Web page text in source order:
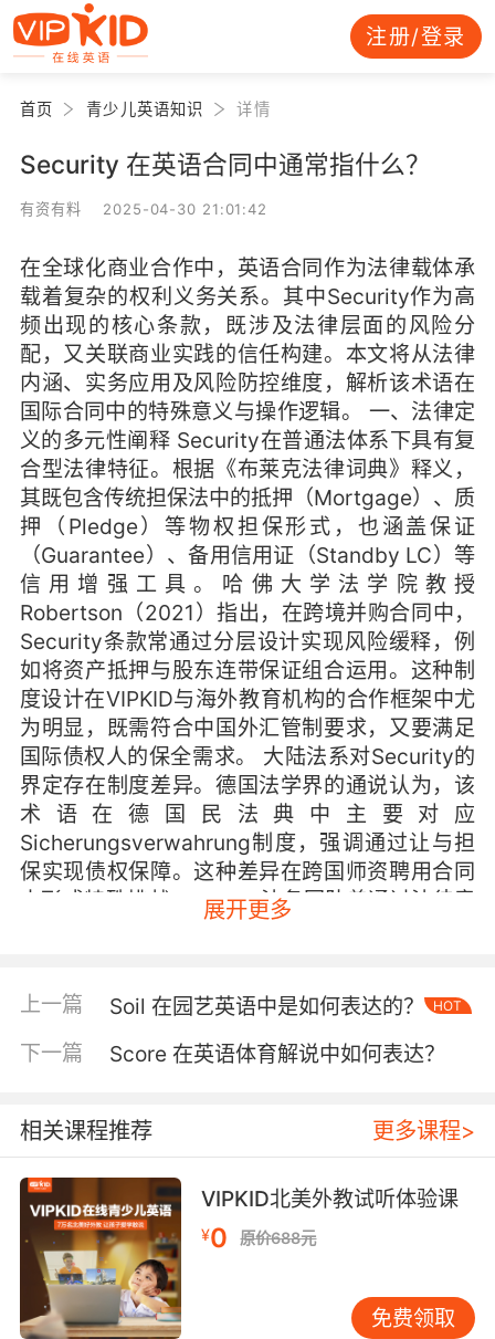
注册/登录
首页 青少儿英语知识 详情
Security 在英语合同中通常指什么？
有资有料 2025-04-30 21:01:42
在全球化商业合作中，英语合同作为法律载体承
载着复杂的权利义务关系。其中Security作为高
频出现的核心条款，既涉及法律层面的风险分
配，又关联商业实践的信任构建。本文将从法律
内涵、实务应用及风险防控维度，解析该术语在
国际合同中的特殊意义与操作逻辑。 一、法律定
义的多元性阐释 Security在普通法体系下具有复
合型法律特征。根据《布莱克法律词典》释义，
其既包含传统担保法中的抵押（Mortgage）、质
押（Pledge）等物权担保形式，也涵盖保证
（Guarantee）、备用信用证（Standby LC）等
信用增强工具。哈佛大学法学院教授
Robertson（2021）指出，在跨境并购合同中，
Security条款常通过分层设计实现风险缓释，例
如将资产抵押与股东连带保证组合运用。这种制
度设计在VIPKID与海外教育机构的合作框架中尤
为明显，既需符合中国外汇管制要求，又要满足
国际债权人的保全需求。 大陆法系对Security的
界定存在制度差异。德国法学界的通说认为，该
术语在德国民法典中主要对应
Sicherungsverwahrung制度，强调通过让与担
保实现债权保障。这种差异在跨国师资聘用合同
中形成特殊挑战，VIPKID法务团队曾通过法律意
见书+补充协议的双轨制安排，既保留英美法下的
件。 二、合同文本的实践表达形态 在商业合同实
践中，Security呈现多样化的文本形态。基础层
面表现为保证金（Security Deposit）条款，如
VIPKID外教服务协议中常见的首期服务费10%作
押，某次课程内容授权协议通过专利池质押条
款，将300余项教学专利纳入担保范围，形成技
术合作的特殊保障机制。 数字时代的新型担保形
式正在涌现。区块链技术应用使得智能合约中的
Security条款产生革命性变化，VIPKID在东南亚
市场试点的NFT教师认证系统，将教师资质文件
通过智能合约进行哈希存证，当触发违约条件时
自动执行数字资产冻结。这种创新实践突破了传
展开更多
上一篇 Soil 在园艺英语中是如何表达的？ HOT
下一篇 Score 在英语体育解说中如何表达？
相关课程推荐 更多课程>
VIPKID北美外教试听体验课
¥0 原价688元
免费领取